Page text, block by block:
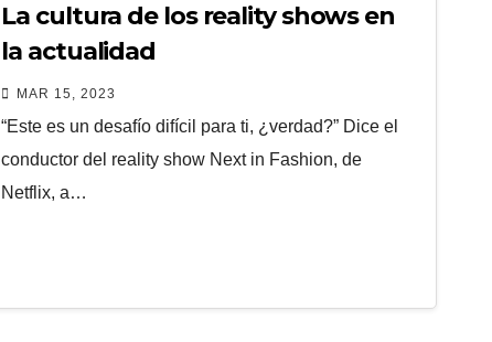
La cultura de los reality shows en
la actualidad
MAR 15, 2023
“Este es un desafío difícil para ti, ¿verdad?” Dice el
conductor del reality show Next in Fashion, de
Netflix, a…